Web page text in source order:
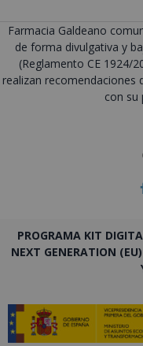
Farmacia Galdeano
de forma divulgativa y
(Reglamento CE 1924/
realizan recomendaciones
con su
PROGRAMA KIT
NEXT GENERATION